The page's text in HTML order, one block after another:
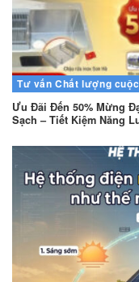
Tư vấn Chất lượng
Ưu Đãi Đến 50% Mừng
Sạch – Tiết Kiệm Năng